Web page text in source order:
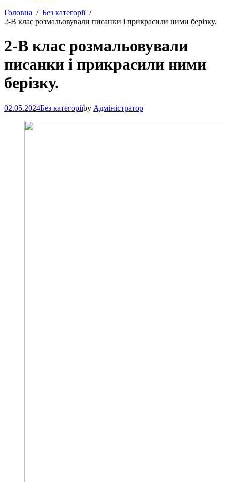
Головна
Без категорії
2-В клас розмальовували писанки і прикрасили ними берізку.
2-В клас розмальовували
писанки і прикрасили ними
берізку.
02.05.2024Без категоріїby Адміністратор